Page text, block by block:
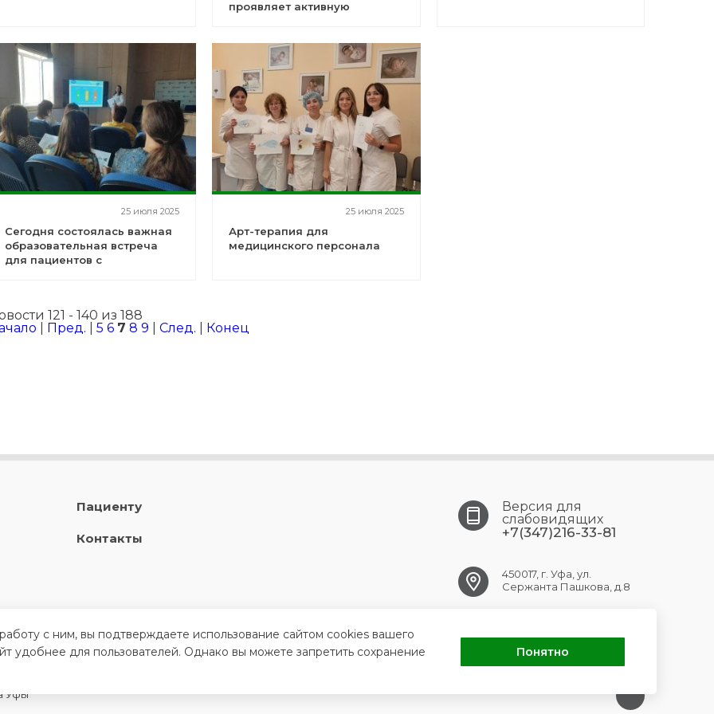
проявляет активную
военной операции
25 июля 2025
Сегодня состоялась важная
образовательная встреча
для пациентов с
25 июля 2025
Арт-терапия для
медицинского персонала
121 - 140 из 188
Пред. 5 6 7 8 9 След. Конец
Пациенту
Контакты
Версия для
слабовидящих
+7(347)216-33-81
450017, г. Уфа, ул.
Сержанта Пашкова, д.8
Уфы
с ним, вы подтверждаете использование сайтом cookies вашего
удобнее для пользователей. Однако вы можете запретить сохранение
Понятно